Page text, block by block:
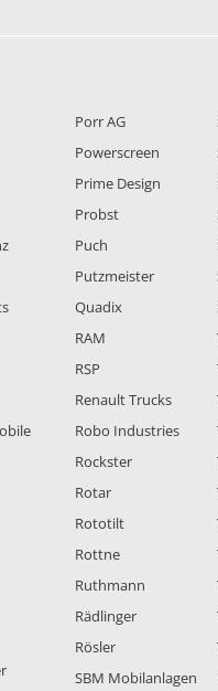
Porr AG
Powerscreen
Prime Design
Probst
Puch
Putzmeister
Quadix
RAM
RSP
Renault Trucks
Robo Industries
Rockster
Rotar
Rototilt
Rottne
Ruthmann
Rädlinger
Rösler
SBM Mobilanlagen